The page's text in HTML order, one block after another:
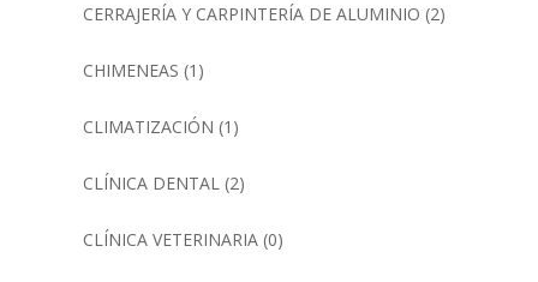
CERRAJERÍA Y CARPINTERÍA DE ALUMINIO (2)
CHIMENEAS (1)
CLIMATIZACIÓN (1)
CLÍNICA DENTAL (2)
CLÍNICA VETERINARIA(0)